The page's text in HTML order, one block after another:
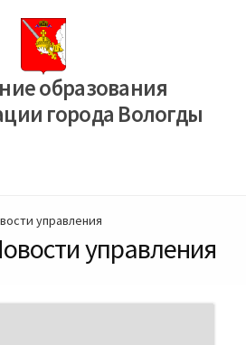
образования
города Вологды
управления
управления